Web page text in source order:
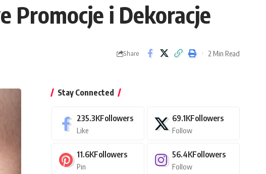
Promocje i Dekoracje
Share 2 Min Read
Stay Connected
235.3KFollowers
Like
69.1KFollowers
Follow
11.6KFollowers
Pin
56.4KFollowers
Follow